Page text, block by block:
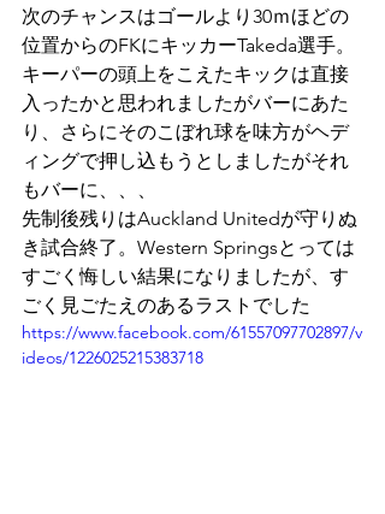
次のチャンスはゴールより30ｍほどの
位置からのFKにキッカーTakeda選手。
キーパーの頭上をこえたキックは直接
入ったかと思われましたがバーにあた
り、さらにそのこぼれ球を味方がヘデ
ィングで押し込もうとしましたがそれ
もバーに、、、
先制後残りはAuckland Unitedが守りぬ
き試合終了。 Western Springsとっては
すごく悔しい結果になりましたが、す
ごく見ごたえのあるラストでした
https://www.facebook.com/61557097702897/v
ideos/1226025215383718